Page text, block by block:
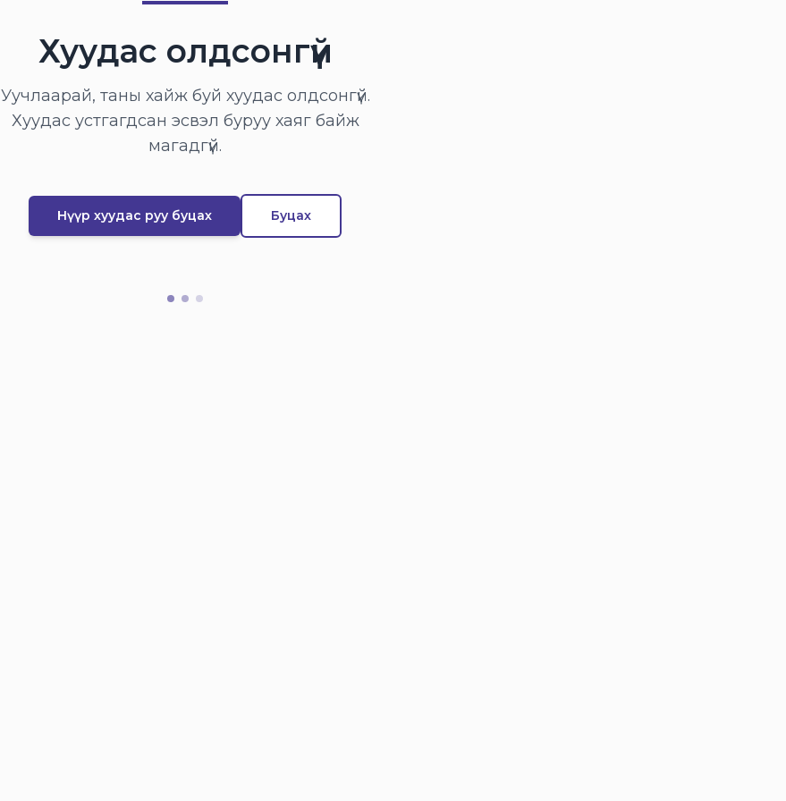
Хуудас олдсонгүй
Уучлаарай, таны хайж буй хуудас олдсонгүй.
Хуудас устгагдсан эсвэл буруу хаяг байж
магадгүй.
Нүүр хуудас руу буцах Буцах